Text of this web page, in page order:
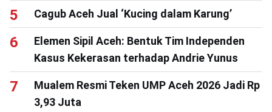
Cagub Aceh Jual ‘Kucing dalam Karung’
Elemen Sipil Aceh: Bentuk Tim Independen
Kasus Kekerasan terhadap Andrie Yunus
Mualem Resmi Teken UMP Aceh 2026 Jadi Rp
3,93 Juta